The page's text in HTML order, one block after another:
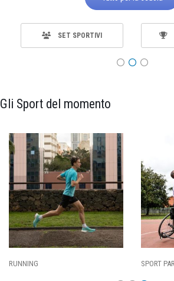
SET SPORTIVI
Gli Sport del momento
SPORT PARALIMPICI